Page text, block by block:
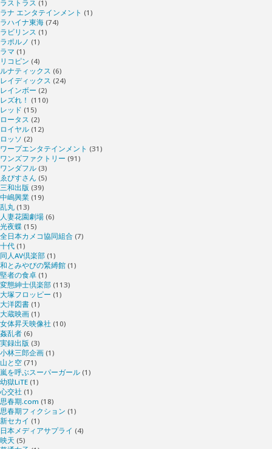
ラストラス (1)
ラナ エンタテインメント (1)
ラハイナ東海 (74)
ラビリンス (1)
ラポルノ (1)
ラマ (1)
リコピン (4)
ルナティックス (6)
レイディックス (24)
レインボー (2)
レズれ！ (110)
レッド (15)
ロータス (2)
ロイヤル (12)
ロッソ (2)
ワープエンタテインメント (31)
ワンズファクトリー (91)
ワンダフル (3)
ゑびすさん (5)
三和出版 (39)
中嶋興業 (19)
乱丸 (13)
人妻花園劇場 (6)
光夜蝶 (15)
全日本カメコ協同組合 (7)
十代 (1)
同人AV倶楽部 (1)
和とみやびの緊縛館 (1)
堅者の食卓 (1)
変態紳士倶楽部 (113)
大塚フロッピー (1)
大洋図書 (1)
大蔵映画 (1)
女体昇天映像社 (10)
姦乱者 (6)
実録出版 (3)
小林三郎企画 (1)
山と空 (71)
嵐を呼ぶスーパーガール (1)
幼獄LiTE (1)
心交社 (1)
思春期.com (18)
思春期フィクション (1)
新セカイ (1)
日本メディアサプライ (4)
映天 (5)